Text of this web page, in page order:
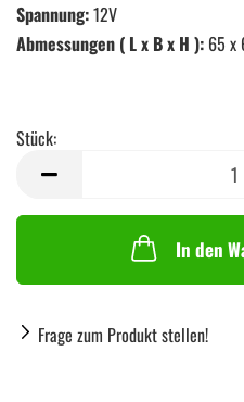
Spannung:12V
Abmessungen ( L x B x H ): 65 x
Stück:
In den
Frage zum Produkt stellen!